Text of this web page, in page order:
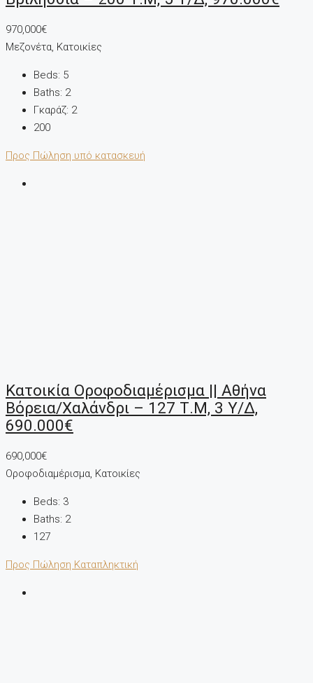
970,000€
Μεζονέτα, Κατοικίες
Beds: 5
Baths: 2
Γκαράζ: 2
200
Προς Πώληση υπό κατασκευή
Κατοικία Οροφοδιαμέρισμα || Αθήνα
Βόρεια/Χαλάνδρι – 127 Τ.μ, 3 Υ/Δ,
690.000€
690,000€
Οροφοδιαμέρισμα, Κατοικίες
Beds: 3
Baths: 2
127
Προς Πώληση Καταπληκτική